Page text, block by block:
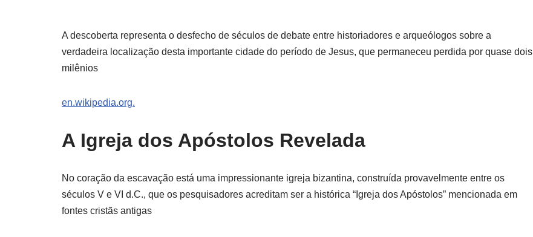
A descoberta representa o desfecho de séculos de debate entre historiadores e arqueólogos sobre a
verdadeira localização desta importante cidade do período de Jesus, que permaneceu perdida por quase dois
milênios
en.wikipedia.org.
A Igreja dos Apóstolos Revelada
No coração da escavação está uma impressionante igreja bizantina, construída provavelmente entre os
séculos V e VI d.C., que os pesquisadores acreditam ser a histórica “Igreja dos Apóstolos” mencionada em
fontes cristãs antigas